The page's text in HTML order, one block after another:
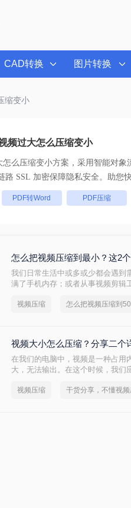
CAD转换 图片转换
缩变小
频过大怎么压缩变小
怎么压缩变小方案，采用智能对象
量处理， 全链路 SSL 加密保障隐私安全。助
PDF转Word PDF压缩
怎么把视频压缩到最小？这2
我们日常生活中或多或少都会遇到
满了手机内存；或者从事视频剪辑
么把视频压缩到最小呢？接下来
视频压缩 怎么把视频压缩到
视频大小怎么压缩？分享二个
在我们的电脑中，视频是一种占用
大，无法输出。在这个时候，我们
具，教你视频大小怎么压缩。
视频压缩